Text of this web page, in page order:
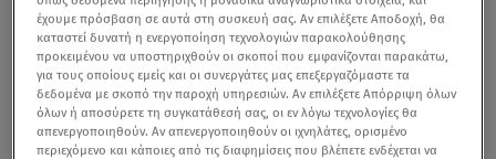
έχουμε πρόσβαση σε αυτά στη συσκευή σας. Αν επιλέξετε Αποδοχή, θα
καταστεί δυνατή η ενεργοποίηση τεχνολογιών παρακολούθησης
προκειμένου να υποστηριχθούν οι σκοποί που εμφανίζονται παρακάτω,
για τους οποίους εμείς και οι συνεργάτες μας επεξεργαζόμαστε τα
δεδομένα με σκοπό την παροχή υπηρεσιών. Αν επιλέξετε Απόρριψη όλων
όλων ή αποσύρετε τη συγκατάθεσή σας, οι εν λόγω τεχνολογίες θα
απενεργοποιηθούν. Αν απενεργοποιηθούν οι ιχνηλάτες, ορισμένο
περιεχόμενο και κάποιες από τις διαφημίσεις που βλέπετε ενδέχεται να